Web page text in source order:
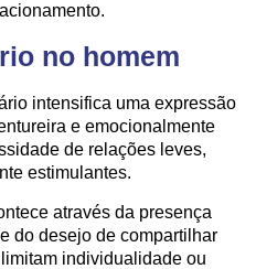
no homem
intensifica uma expressão
e emocionalmente
de relações leves,
estimulantes.
através da presença
do desejo de compartilhar
individualidade ou